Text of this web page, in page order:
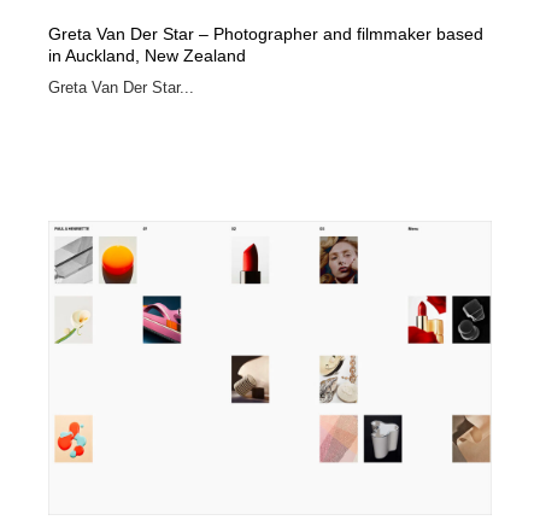
Greta Van Der Star – Photographer and filmmaker based
in Auckland, New Zealand
Greta Van Der Star...